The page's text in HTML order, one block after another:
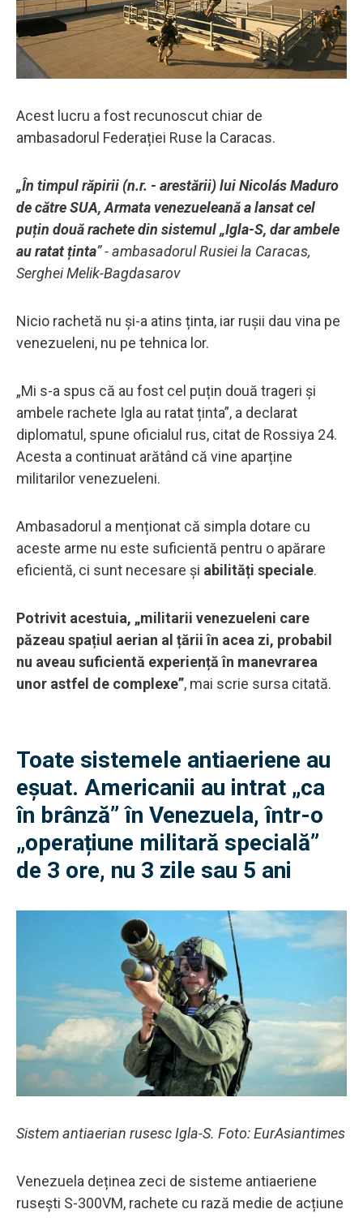
Acest lucru a fost recunoscut chiar de
ambasadorul Federației Ruse la Caracas.
„În timpul răpirii (n.r. - arestării) lui Nicolás Maduro
de către SUA, Armata venezueleană a lansat cel
puțin două rachete din sistemul „Igla-S, dar ambele
au ratat ținta” - ambasadorul Rusiei la Caracas,
Serghei Melik-Bagdasarov
Nicio rachetă nu și-a atins ținta, iar rușii dau vina pe
venezueleni, nu pe tehnica lor.
„Mi s-a spus că au fost cel puțin două trageri și
ambele rachete Igla au ratat ținta”, a declarat
diplomatul, spune oficialul rus, citat de Rossiya 24.
Acesta a continuat arătând că vine aparține
militarilor venezueleni.
Ambasadorul a menționat că simpla dotare cu
aceste arme nu este suficientă pentru o apărare
eficientă, ci sunt necesare și abilități speciale.
Potrivit acestuia, „militarii venezueleni care
păzeau spațiul aerian al țării în acea zi, probabil
nu aveau suficientă experiență în manevrarea
unor astfel de complexe”, mai scrie sursa citată.
Toate sistemele antiaeriene au
eșuat. Americanii au intrat „ca
în brânză” în Venezuela, într-o
„operațiune militară specială”
de 3 ore, nu 3 zile sau 5 ani
Sistem antiaerian rusesc Igla-S. Foto: EurAsiantimes
Venezuela deținea zeci de sisteme antiaeriene
rusești S-300VM, rachete cu rază medie de acțiune